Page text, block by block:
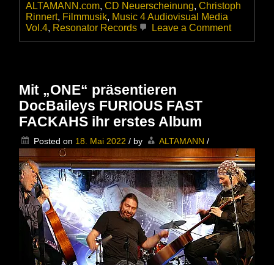
ALTAMANN.com, CD Neuerscheinung, Christoph
Rinnert, Filmmusik, Music 4 Audiovisual Media
Vol.4, Resonator Records Leave a Commenton
Vol.4
–
von
Christoph
Rinnert
Mit „ONE“ präsentieren
DocBaileys FURIOUS FAST
FACKAHS ihr erstes Album
Posted on 18. Mai 2022 / by ALTAMANN /